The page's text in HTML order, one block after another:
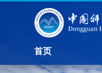
首页